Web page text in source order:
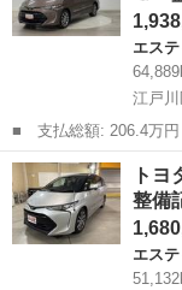
エス
江戸川
■ 支払総額: 206.4万円 ■ 車両本体価格： 1,938,000 円 ■ メーカ
ー名： トヨタ ■ 車
ス プレミアム－Ｇ
Ｓ ＬＥＤ...
東京 江戸川区
ト
整備
エス